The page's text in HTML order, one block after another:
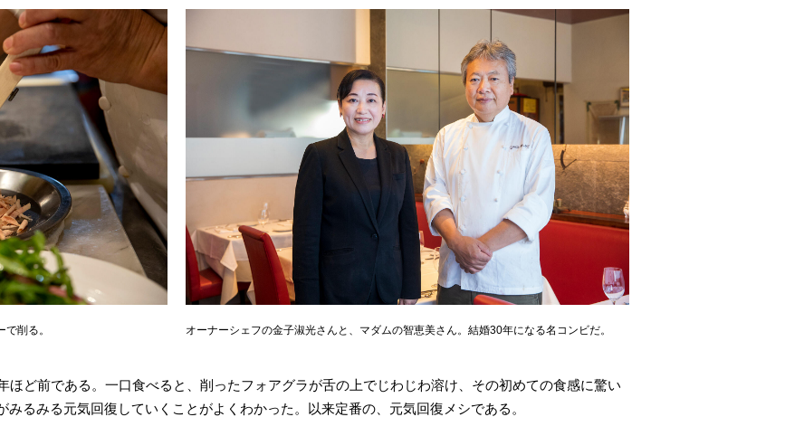
削る。 オーナーシェフの金子淑光さんと、マダムの智恵美さん。結婚30年になる名コンビだ。
ほど前である。一口食べると、削ったフォアグラが舌の上でじわじわ溶け、その初めての食感に驚い
るみる元気回復していくことがよくわかった。以来定番の、元気回復メシである。